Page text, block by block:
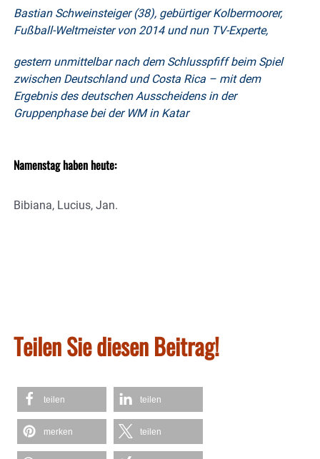
Bastian Schweinsteiger (38), gebürtiger Kolbermoorer,
Fußball-Weltmeister von 2014 und nun TV-Experte,
gestern unmittelbar nach dem Schlusspfiff beim Spiel
zwischen Deutschland und Costa Rica – mit dem
Ergebnis des deutschen Ausscheidens in der
Gruppenphase bei der WM in Katar
Namenstag haben heute:
Bibiana, Lucius, Jan.
Teilen Sie diesen Beitrag!
teilen teilen
merken teilen